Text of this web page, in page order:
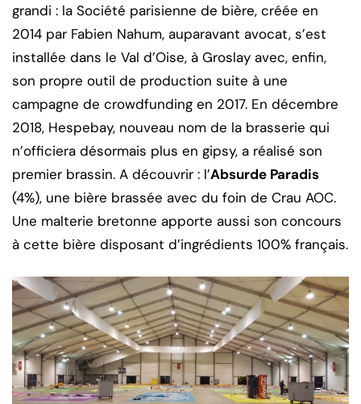
grandi : la Société parisienne de bière, créée en
2014 par Fabien Nahum, auparavant avocat, s’est
installée dans le Val d’Oise, à Groslay avec, enfin,
son propre outil de production suite à une
campagne de crowdfunding en 2017. En décembre
2018, Hespebay, nouveau nom de la brasserie qui
n’officiera désormais plus en gipsy, a réalisé son
premier brassin. A découvrir : l’Absurde Paradis
(4%), une bière brassée avec du foin de Crau AOC.
Une malterie bretonne apporte aussi son concours
à cette bière disposant d’ingrédients 100% français.